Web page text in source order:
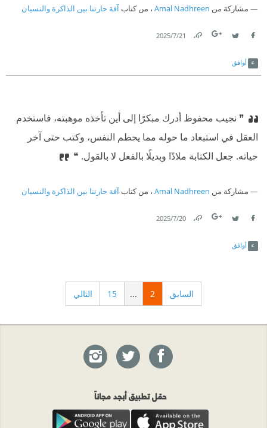
مشاركة من Amal Nadhreen ، من كتاب آفة حارتنا بين الذاكرة والنسيان
21‏/7‏/2025
أوافق
❞ نجيب محفوظ أدرك مبكرًا إلى أين تأخذه موهبته، فاستخدم
العقل في استبعاد ما حوله مما يحطم النفس، وكتب حتى آخر
حياته. جعل الكتابة ملاذًا وبديلًا بالفعل لا بالقول. ❝
مشاركة من Amal Nadhreen ، من كتاب آفة حارتنا بين الذاكرة والنسيان
20‏/7‏/2025
أوافق
السابق 2
...
15 التالي
حمّل تطبيق أبجد مجاناً